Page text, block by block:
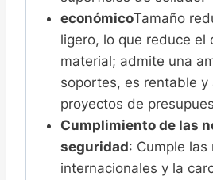
económicoTamaño
ligero, lo que reduce el
material; admite una
soportes, es rentable y
proyectos de
Cumplimiento de las
seguridad: Cumple las
internacionales y la